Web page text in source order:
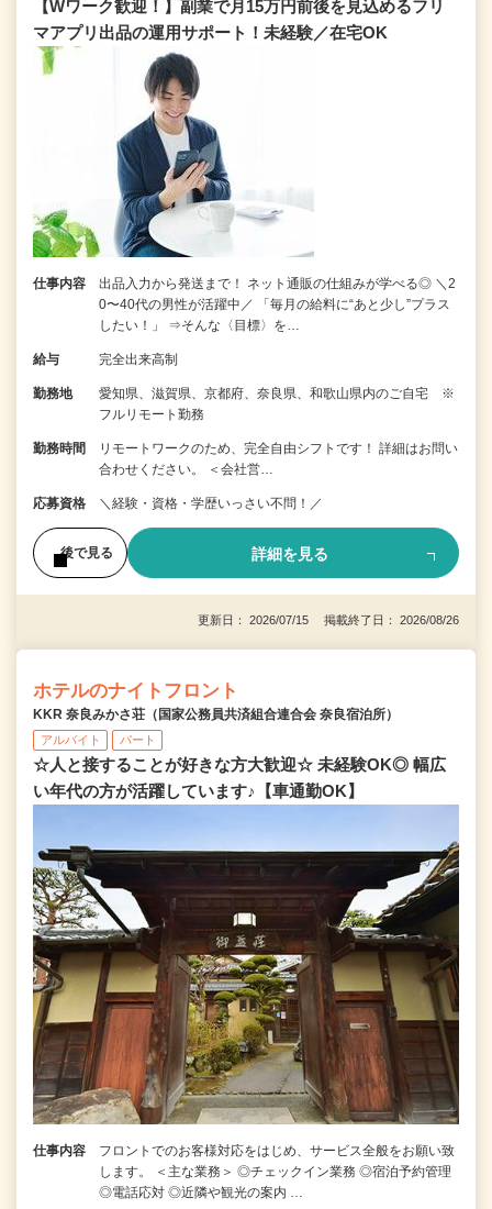
【Wワーク歓迎！】副業で月15万円前後を見込めるフリ
マアプリ出品の運用サポート！未経験／在宅OK
仕事内容
出品入力から発送まで！ ネット通販の仕組みが学べる◎ ＼2
0〜40代の男性が活躍中／ 「毎月の給料に“あと少し”プラス
したい！」 ⇒そんな〈目標〉を…
給与 完全出来高制
勤務地
愛知県、滋賀県、京都府、奈良県、和歌山県内のご自宅 ※
フルリモート勤務
勤務時間
リモートワークのため、完全自由シフトです！ 詳細はお問い
合わせください。 ＜会社営…
応募資格 ＼経験・資格・学歴いっさい不問！／
後で見る 詳細を見る
更新日： 2026/07/15 掲載終了日： 2026/08/26
ホテルのナイトフロント
KKR 奈良みかさ荘（国家公務員共済組合連合会 奈良宿泊所）
アルバイト パート
☆人と接することが好きな方大歓迎☆ 未経験OK◎ 幅広
い年代の方が活躍しています♪【車通勤OK】
仕事内容
フロントでのお客様対応をはじめ、サービス全般をお願い致
します。 ＜主な業務＞ ◎チェックイン業務 ◎宿泊予約管理
◎電話応対 ◎近隣や観光の案内 …